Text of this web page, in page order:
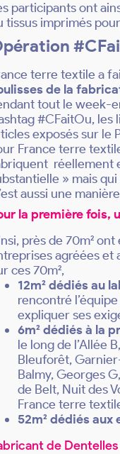
participants ont
tissus imprimés
terre textile a
de la
tout le week-
#CFaitOu,
exposés sur le
France terre
réellement
» mais
aussi une
la première fois,
près de 70m²
agréées et
ces 70m²,
12m² dédiés au
rencontré
expliquer ses
6m² dédiés à la
le long de l’Allée
Bleuforêt,
Balmy, Georges
de Belt, Nuit des
France terre
52m² dédiés
de Dentelles